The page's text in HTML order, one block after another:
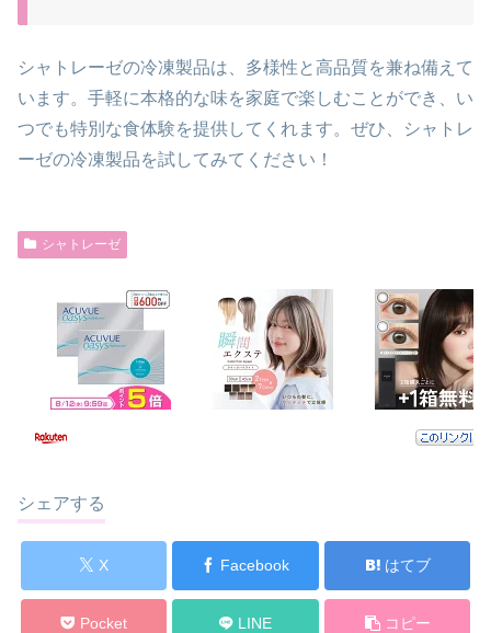
シャトレーゼの冷凍製品は、多様性と高品質を兼ね備えて
います。手軽に本格的な味を家庭で楽しむことができ、い
つでも特別な食体験を提供してくれます。ぜひ、シャトレ
ーゼの冷凍製品を試してみてください！
シャトレーゼ
シェアする
X Facebook はてブ
Pocket LINE コピー